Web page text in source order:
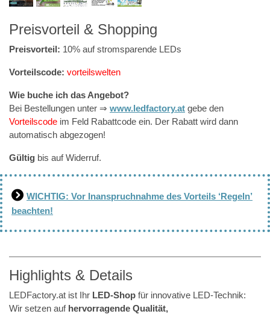
Preisvorteil & Shopping
Preisvorteil: 10% auf stromsparende LEDs
Vorteilscode: vorteilswelten
Wie buche ich das Angebot?
Bei Bestellungen unter ⇒ www.ledfactory.at gebe den
Vorteilscode im Feld Rabattcode ein. Der Rabatt wird dann
automatisch abgezogen!
Gültig bis auf Widerruf.
WICHTIG: Vor Inanspruchnahme des Vorteils ‘Regeln’
beachten!
Highlights & Details
LEDFactory.at ist Ihr LED-Shop für innovative LED-Technik:
Wir setzen aufhervorragende Qualität,